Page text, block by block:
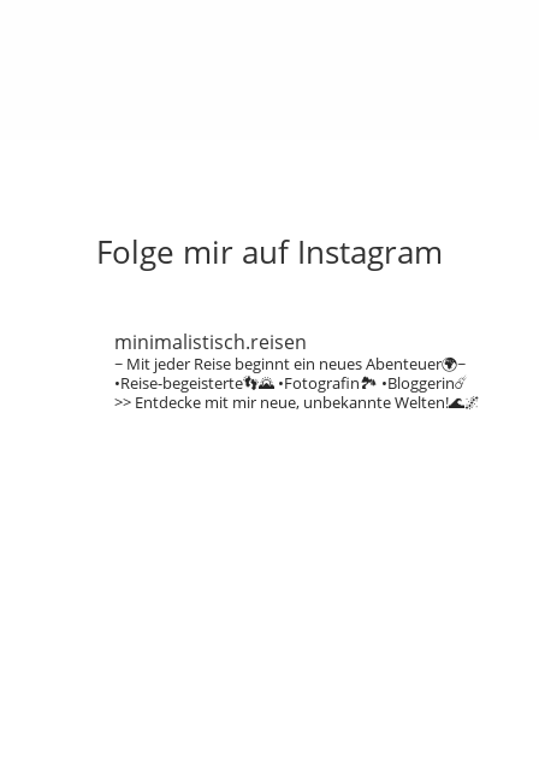
Folge mir auf Instagram
minimalistisch.reisen
~ Mit jeder Reise beginnt ein neues Abenteuer🌍~
•Reise-begeisterte👣🌄•Fotografin🏞️ •Bloggerin☄️
>> Entdecke mit mir neue, unbekannte Welten!🌊🌌